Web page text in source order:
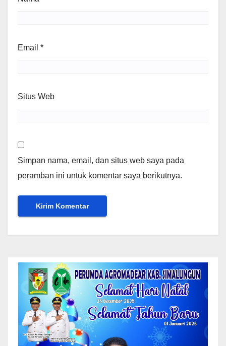
Email *
Situs Web
Simpan nama, email, dan situs web saya pada
peramban ini untuk komentar saya berikutnya.